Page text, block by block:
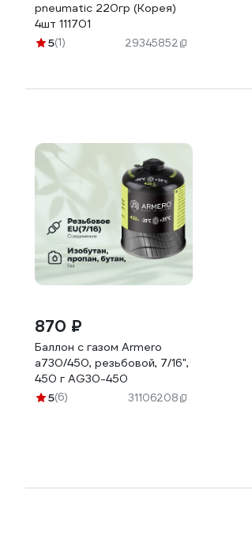
pneumatic 220гр (Корея)
4шт 111701
5(1) 29345852
870 ₽
Баллон с газом Armero
a730/450, резьбовой, 7/16",
450 г AG30-450
5(6) 31106208